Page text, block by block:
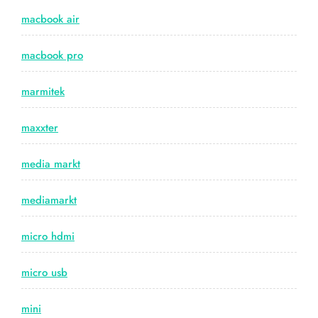
macbook air
macbook pro
marmitek
maxxter
media markt
mediamarkt
micro hdmi
micro usb
mini